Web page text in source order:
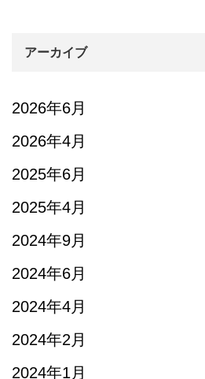
アーカイブ
2026年6月
2026年4月
2025年6月
2025年4月
2024年9月
2024年6月
2024年4月
2024年2月
2024年1月